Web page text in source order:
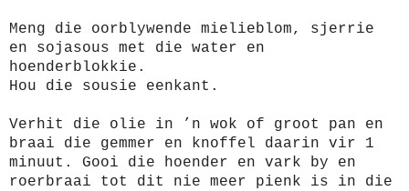
Meng die oorblywende mielieblom, sjerrie
en sojasous met die water en
hoenderblokkie.
Hou die sousie eenkant.
Verhit die olie in ’n wok of groot pan en
braai die gemmer en knoffel daarin vir 1
minuut. Gooi die hoender en vark by en
roerbraai tot dit nie meer pienk is in die